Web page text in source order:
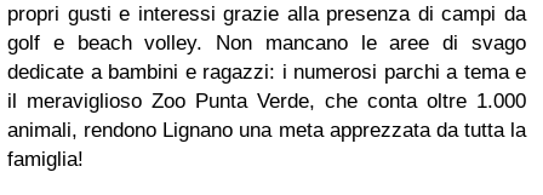
propri gusti e interessi grazie alla presenza di campi da
golf e beach volley. Non mancano le aree di svago
dedicate a bambini e ragazzi: i numerosi parchi a tema e
il meraviglioso Zoo Punta Verde, che conta oltre 1.000
animali, rendono Lignano una meta apprezzata da tutta la
famiglia!